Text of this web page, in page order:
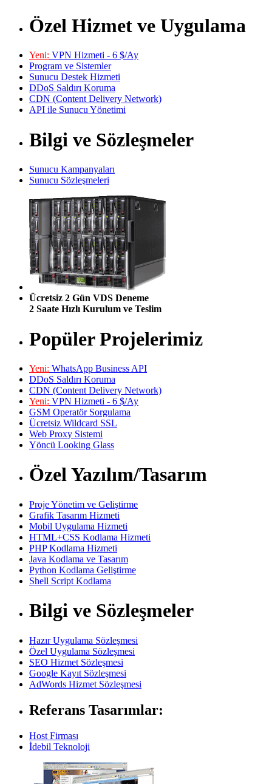
Özel Hizmet ve Uygulama
Yeni: VPN Hizmeti - 6 $/Ay
Program ve Sistemler
Sunucu Destek Hizmeti
DDoS Saldırı Koruma
CDN (Content Delivery Network)
API ile Sunucu Yönetimi
Bilgi ve Sözleşmeler
Sunucu Kampanyaları
Sunucu Sözleşmeleri
Ücretsiz 2 Gün VDS Deneme
2 Saate Hızlı Kurulum ve Teslim
Popüler Projelerimiz
Yeni: WhatsApp Business API
DDoS Saldırı Koruma
CDN (Content Delivery Network)
Yeni: VPN Hizmeti - 6 $/Ay
GSM Operatör Sorgulama
Ücretsiz Wildcard SSL
Web Proxy Sistemi
Yöncü Looking Glass
Özel Yazılım/Tasarım
Proje Yönetim ve Geliştirme
Grafik Tasarım Hizmeti
Mobil Uygulama Hizmeti
HTML+CSS Kodlama Hizmeti
PHP Kodlama Hizmeti
Java Kodlama ve Tasarım
Python Kodlama Geliştirme
Shell Script Kodlama
Bilgi ve Sözleşmeler
Hazır Uygulama Sözleşmesi
Özel Uygulama Sözleşmesi
SEO Hizmet Sözleşmesi
Google Kayıt Sözleşmesi
AdWords Hizmet Sözleşmesi
Referans Tasarımlar:
Host Firması
İdebil Teknoloji